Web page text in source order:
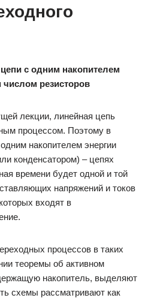
с одним накопителем
резисторов
лекции, линейная цепь
процессом. Поэтому в
накопителем энергии
конденсатором) – цепях
времени будет одной и той
напряжений и токов
входят в
процессов в таких
теоремы об активном
накопитель, выделяют
схемы рассматривают как